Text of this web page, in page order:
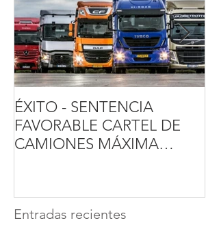
ÉXITO - SENTENCIA
FAVORABLE CARTEL DE
CAMIONES MÁXIMA
Entradas recientes